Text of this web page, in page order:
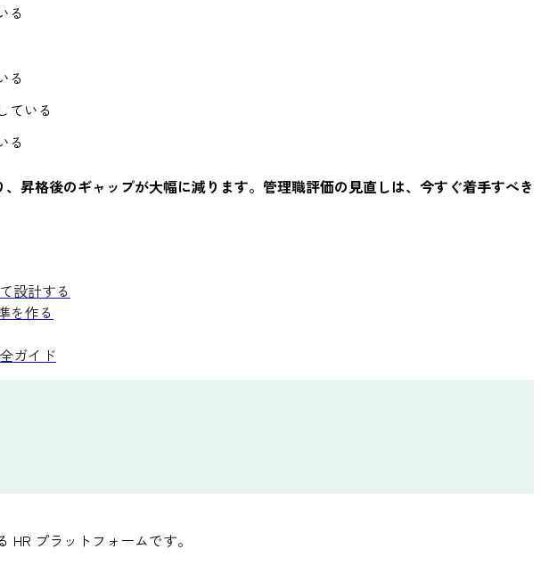
る
る
ている
る
昇格後のギャップが大幅に減ります。管理職評価の見直しは、今すぐ着手すべき
設計する
を作る
ガイド
プラットフォームです。